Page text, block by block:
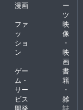
漫画
ー
ツ
ファ
ッ
ショ
ン
映
像
・
映
画
ゲー
ム・
サー
ビス
開発
書
籍
・
雑
誌